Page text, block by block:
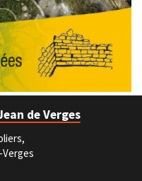
de Verges
Verges